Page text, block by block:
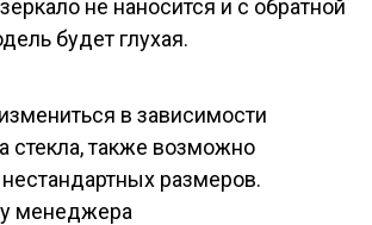
не наносится и с обратной
будет глухая.
в зависимости
стекла, также возможно
размеров.
менеджера